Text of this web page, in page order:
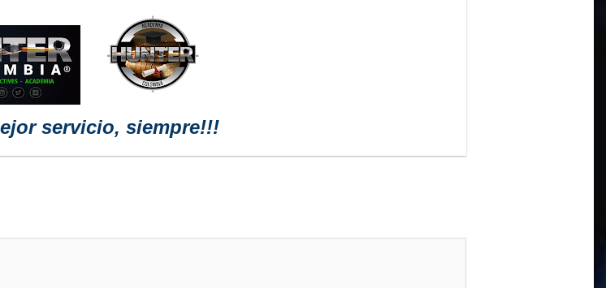
servicio, siempre!!!